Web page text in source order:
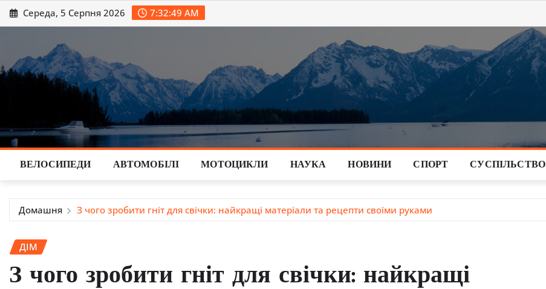
Перейти
до
Середа, 5 Серпня 2026 7:32:50 AM
ВЕЛОСИПЕДИ АВТОМОБІЛІ МОТОЦИКЛИ НАУКА НОВИНИ СПОРТ СУСПІЛЬСТВО
Домашня З чого зробити гніт для свічки: найкращі матеріали та рецепти своїми руками
ДІМ
З чого зробити гніт для свічки: найкращі